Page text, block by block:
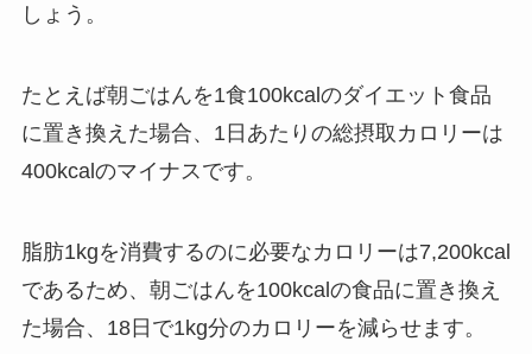
しょう。
たとえば朝ごはんを1食100kcalのダイエット食品
に置き換えた場合、1日あたりの総摂取カロリーは
400kcalのマイナスです。
脂肪1kgを消費するのに必要なカロリーは7,200kcal
であるため、朝ごはんを100kcalの食品に置き換え
た場合、18日で1kg分のカロリーを減らせます。